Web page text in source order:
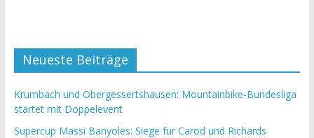
Neueste Beiträge
Krumbach und Obergessertshausen: Mountainbike-Bundesliga
startet mit Doppelevent
Supercup Massi Banyoles: Siege für Carod und Richards